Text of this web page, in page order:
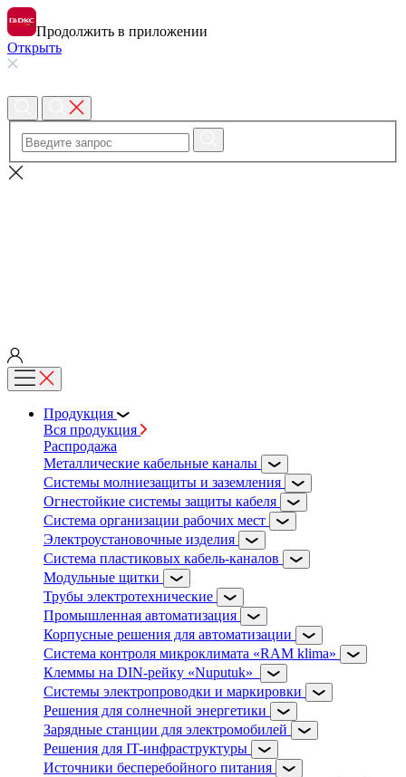
Продолжить в приложении
Открыть
Продукция
Вся продукция
Распродажа
Металлические кабельные каналы
Системы молниезащиты и заземления
Огнестойкие системы защиты кабеля
Система организации рабочих мест
Электроустановочные изделия
Система пластиковых кабель-каналов
Модульные щитки
Трубы электротехнические
Промышленная автоматизация
Корпусные решения для автоматизации
Система контроля микроклимата «RAM klima»
Клеммы на DIN-рейку «Nuputuk»
Системы электропроводки и маркировки
Решения для солнечной энергетики
Зарядные станции для электромобилей
Решения для IT-инфраструктуры
Источники бесперебойного питания